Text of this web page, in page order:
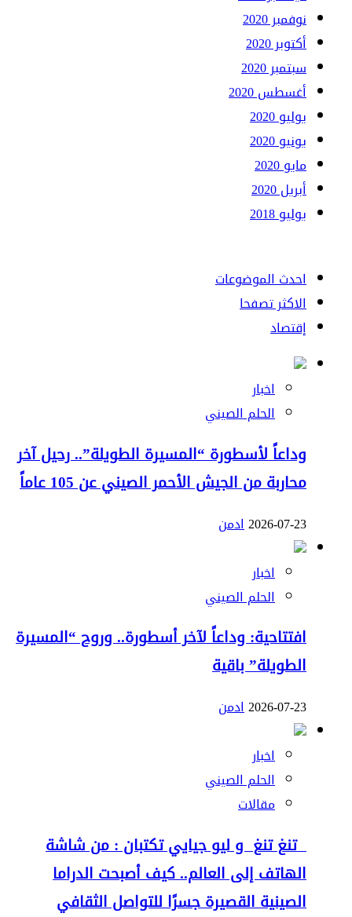
نوفمبر 2020
أكتوبر 2020
سبتمبر 2020
أغسطس 2020
يوليو 2020
يونيو 2020
مايو 2020
أبريل 2020
يوليو 2018
احدث الموضوعات
الاكثر تصفحا
إقتصاد
اخبار
الحلم الصيني
وداعاً لأسطورة “المسيرة الطويلة”.. رحيل آخر
محاربة من الجيش الأحمر الصيني عن 105 عاماً
2026-07-23ادمن
اخبار
الحلم الصيني
افتتاحية: وداعاً لآخر أسطورة.. وروح “المسيرة
الطويلة” باقية
2026-07-23ادمن
اخبار
الحلم الصيني
مقالات
تنغ تنغ و ليو جيايي تكتبان : من شاشة
الهاتف إلى العالم.. كيف أصبحت الدراما
الصينية القصيرة جسرًا للتواصل الثقافي